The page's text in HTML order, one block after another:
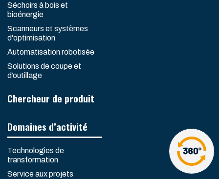
Séchoirs à bois et
bioénergie
Scanneurs et systèmes
d'optimisation
Automatisation robotisée
Solutions de coupe et
d’outillage
Chercheur de produit
Domaines d’activité
Technologies de
transformation
Service aux projets